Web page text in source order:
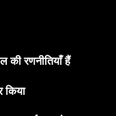
की रणनीतियाँ हैं
किया